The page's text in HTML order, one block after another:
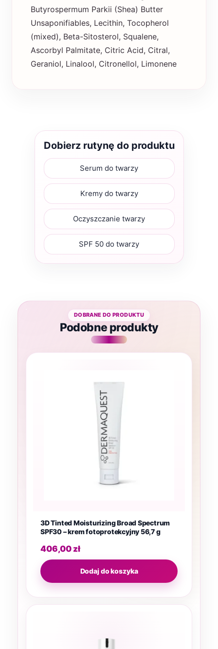
Butyrospermum Parkii (Shea) Butter
Unsaponifiables, Lecithin, Tocopherol
(mixed), Beta-Sitosterol, Squalene,
Ascorbyl Palmitate, Citric Acid, Citral,
Geraniol, Linalool, Citronellol, Limonene
Dobierz rutynę do produktu
Serum do twarzy
Kremy do twarzy
Oczyszczanie twarzy
SPF 50 do twarzy
Podobne produkty
3D Tinted Moisturizing Broad Spectrum
SPF30 – krem fotoprotekcyjny 56,7 g
406,00 zł
Dodaj do koszyka